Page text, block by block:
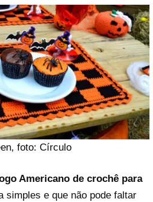
foto: Círculo
Americano de crochê para
simples e que não pode faltar